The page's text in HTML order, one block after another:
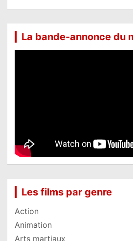
La bande-annonce du
Les films par genre
Action
Animation
Arts martiaux